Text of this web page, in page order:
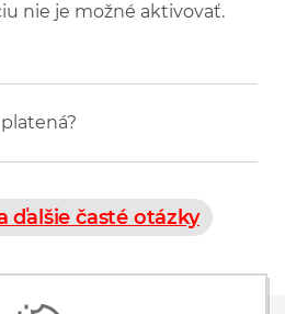
nie je možné aktivovať.
ďalšie časté otázky